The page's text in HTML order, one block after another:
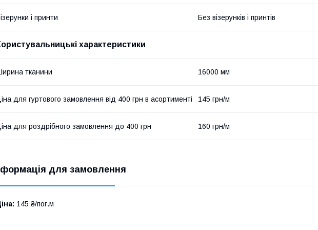
і принти Без візерунків і принтів
характеристики
тканини 16000 мм
для гуртового замовлення від 400 грн в асортименті 145 грн/м
для роздрібного замовлення до 400 грн 160 грн/м
для замовлення
145 ₴/пог.м